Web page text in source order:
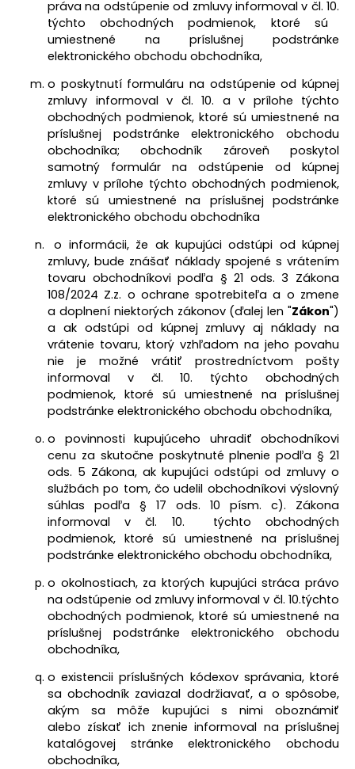
práva na odstúpenie od zmluvy informoval v čl. 10.
týchto obchodných podmienok, ktoré sú
umiestnené na príslušnej podstránke
elektronického obchodu obchodníka,
o poskytnutí formuláru na odstúpenie od kúpnej
zmluvy informoval v čl. 10. a v prílohe týchto
obchodných podmienok, ktoré sú umiestnené na
príslušnej podstránke elektronického obchodu
obchodníka; obchodník zároveň poskytol
samotný formulár na odstúpenie od kúpnej
zmluvy v prílohe týchto obchodných podmienok,
ktoré sú umiestnené na príslušnej podstránke
elektronického obchodu obchodníka
o informácii, že ak kupujúci odstúpi od kúpnej
zmluvy, bude znášať náklady spojené s vrátením
tovaru obchodníkovi podľa § 21 ods. 3 Zákona
108/2024 Z.z. o ochrane spotrebiteľa a o zmene
a doplnení niektorých zákonov (ďalej len "Zákon")
a ak odstúpi od kúpnej zmluvy aj náklady na
vrátenie tovaru, ktorý vzhľadom na jeho povahu
nie je možné vrátiť prostredníctvom pošty
informoval v čl. 10. týchto obchodných
podmienok, ktoré sú umiestnené na príslušnej
podstránke elektronického obchodu obchodníka,
o povinnosti kupujúceho uhradiť obchodníkovi
cenu za skutočne poskytnuté plnenie podľa § 21
ods. 5 Zákona, ak kupujúci odstúpi od zmluvy o
službách po tom, čo udelil obchodníkovi výslovný
súhlas podľa § 17 ods. 10 písm. c). Zákona
informoval v čl. 10. týchto obchodných
podmienok, ktoré sú umiestnené na príslušnej
podstránke elektronického obchodu obchodníka,
o okolnostiach, za ktorých kupujúci stráca právo
na odstúpenie od zmluvy informoval v čl. 10.týchto
obchodných podmienok, ktoré sú umiestnené na
príslušnej podstránke elektronického obchodu
obchodníka,
o existencii príslušných kódexov správania, ktoré
sa obchodník zaviazal dodržiavať, a o spôsobe,
akým sa môže kupujúci s nimi oboznámiť
alebo získať ich znenie informoval na príslušnej
katalógovej stránke elektronického obchodu
obchodníka,